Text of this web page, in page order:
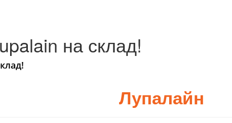
на склад!
Лупалайн